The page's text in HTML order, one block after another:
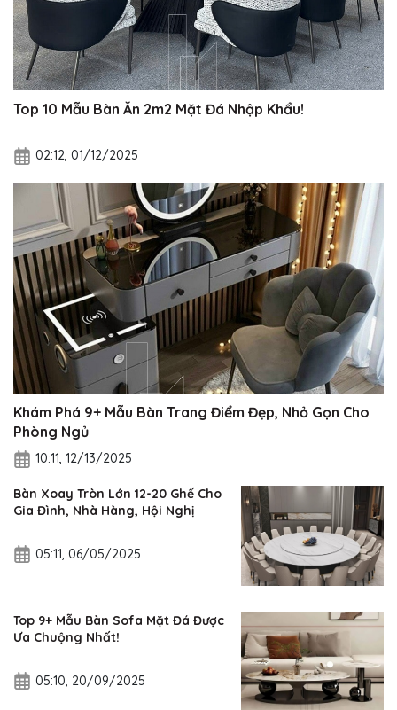
Top 10 Mẫu Bàn Ăn 2m2 Mặt Đá Nhập Khẩu!
02:12, 01/12/2025
Khám Phá 9+ Mẫu Bàn Trang Điểm Đẹp, Nhỏ Gọn Cho
Phòng Ngủ
10:11, 12/13/2025
Bàn Xoay Tròn Lớn 12-20 Ghế Cho
Gia Đình, Nhà Hàng, Hội Nghị
05:11, 06/05/2025
Top 9+ Mẫu Bàn Sofa Mặt Đá Được
Ưa Chuộng Nhất!
05:10, 20/09/2025